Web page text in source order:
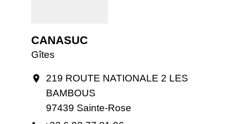
CANASUC
Gîtes
location_on
219 ROUTE NATIONALE 2 LES
BAMBOUS
97439 Sainte-Rose